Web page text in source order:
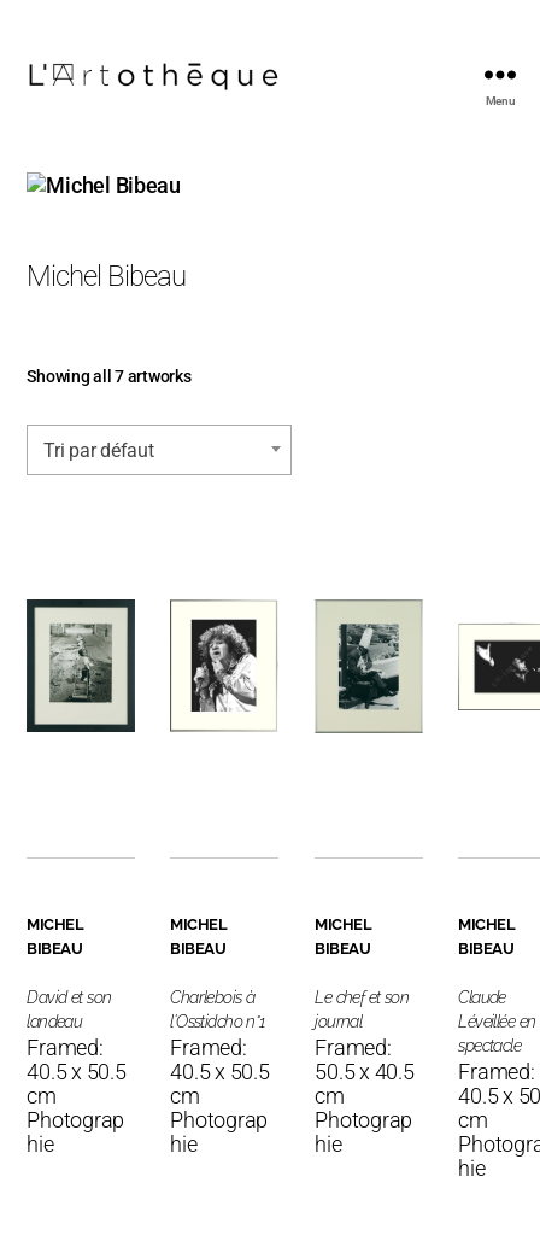
Menu
Michel Bibeau
Showing all 7 artworks
Tri par défaut
MICHEL
BIBEAU
David et son
landeau
Framed:
40.5 x 50.5
cm
Photograp
hie
MICHEL
BIBEAU
Charlebois à
l'Osstidcho n°1
Framed:
40.5 x 50.5
cm
Photograp
hie
MICHEL
BIBEAU
Le chef et son
journal
Framed:
50.5 x 40.5
cm
Photograp
hie
MICHEL
BIBEAU
Claude
Léveillée en
spectacle
Framed:
40.5 x
cm
hie